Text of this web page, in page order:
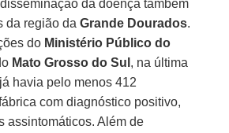
da doença também
da região daGrande Dourados.
do Ministério Público do
Mato Grosso do Sul , na última
havia pelo menos 412
com diagnóstico positivo,
assintomáticos. Além de